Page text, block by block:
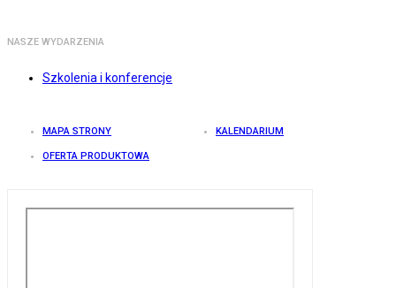
NASZE WYDARZENIA
Szkolenia i konferencje
MAPA STRONY KALENDARIUM
OFERTA PRODUKTOWA